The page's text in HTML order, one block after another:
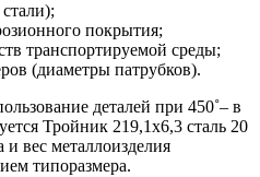
покрытия;
транспортируемой среды;
(диаметры патрубков).
деталей при 450˚– в
Тройник 219,1х6,3 сталь 20
вес металлоизделия
типоразмера.